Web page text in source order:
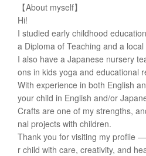
【About myself】
Hi!
I studied early childhood
a Diploma of Teaching and a
I also have a Japanese nursery
ons in kids yoga and educational
With experience in both English
your child in English and/or
Crafts are one of my strengths,
nal projects with children.
Thank you for visiting my profile
r child with care, creativity, and